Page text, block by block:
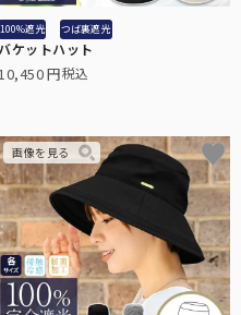
サイズ解説
いについて解説します。
お子様に。
示
100%遮光 つば裏遮光
バケットハット
10,450 税込